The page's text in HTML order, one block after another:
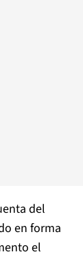
del
en forma
el